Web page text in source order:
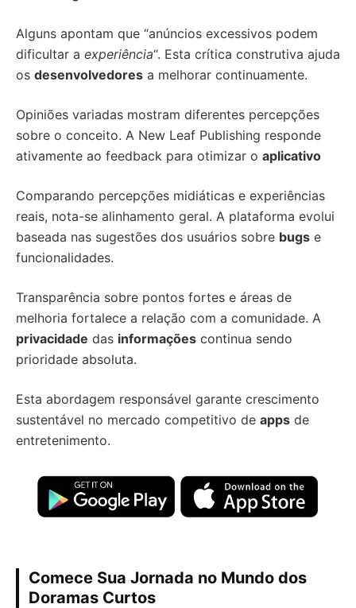
Alguns apontam que “anúncios excessivos podem
dificultar a experiência“. Esta crítica construtiva ajuda
os desenvolvedores a melhorar continuamente.
Opiniões variadas mostram diferentes percepções
sobre o conceito. A New Leaf Publishing responde
ativamente ao feedback para otimizar o aplicativo
Comparando percepções midiáticas e experiências
reais, nota-se alinhamento geral. A plataforma evolui
baseada nas sugestões dos usuários sobre bugs e
funcionalidades.
Transparência sobre pontos fortes e áreas de
melhoria fortalece a relação com a comunidade. A
privacidade das informações continua sendo
prioridade absoluta.
Esta abordagem responsável garante crescimento
sustentável no mercado competitivo de apps de
entretenimento.
Comece Sua Jornada no Mundo dos
Doramas Curtos